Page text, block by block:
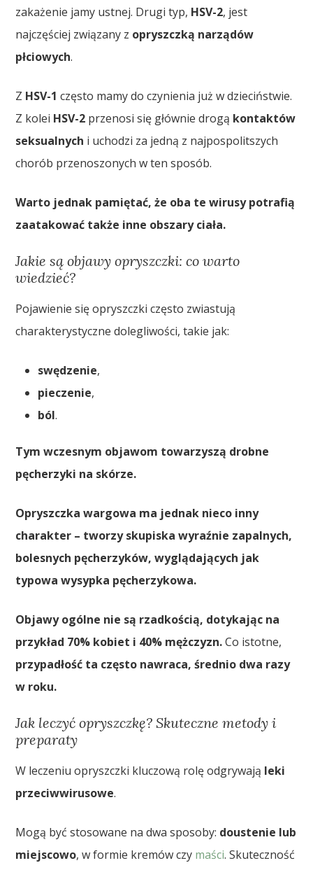
zakażenie jamy ustnej. Drugi typ, HSV-2, jest
najczęściej związany z opryszczką narządów
płciowych.
Z HSV-1 często mamy do czynienia już w dzieciństwie.
Z kolei HSV-2 przenosi się głównie drogą kontaktów
seksualnych i uchodzi za jedną z najpospolitszych
chorób przenoszonych w ten sposób.
Warto jednak pamiętać, że oba te wirusy potrafią
zaatakować także inne obszary ciała.
Jakie są objawy opryszczki: co warto
wiedzieć?
Pojawienie się opryszczki często zwiastują
charakterystyczne dolegliwości, takie jak:
swędzenie,
pieczenie,
ból.
Tym wczesnym objawom towarzyszą drobne
pęcherzyki na skórze.
Opryszczka wargowa ma jednak nieco inny
charakter – tworzy skupiska wyraźnie zapalnych,
bolesnych pęcherzyków, wyglądających jak
typowa wysypka pęcherzykowa.
Objawy ogólne nie są rzadkością, dotykając na
przykład 70% kobiet i 40% mężczyzn.Co istotne,
przypadłość ta często nawraca, średnio dwa razy
w roku.
Jak leczyć opryszczkę? Skuteczne metody i
preparaty
W leczeniu opryszczki kluczową rolę odgrywają leki
przeciwwirusowe.
Mogą być stosowane na dwa sposoby: doustenie lub
miejscowo, w formie kremów czy maści. Skuteczność